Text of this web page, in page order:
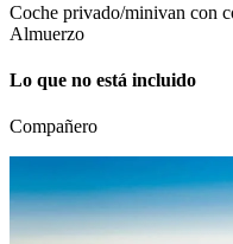
Coche privado/minivan con
Almuerzo
Lo que no está incluido
Compañero